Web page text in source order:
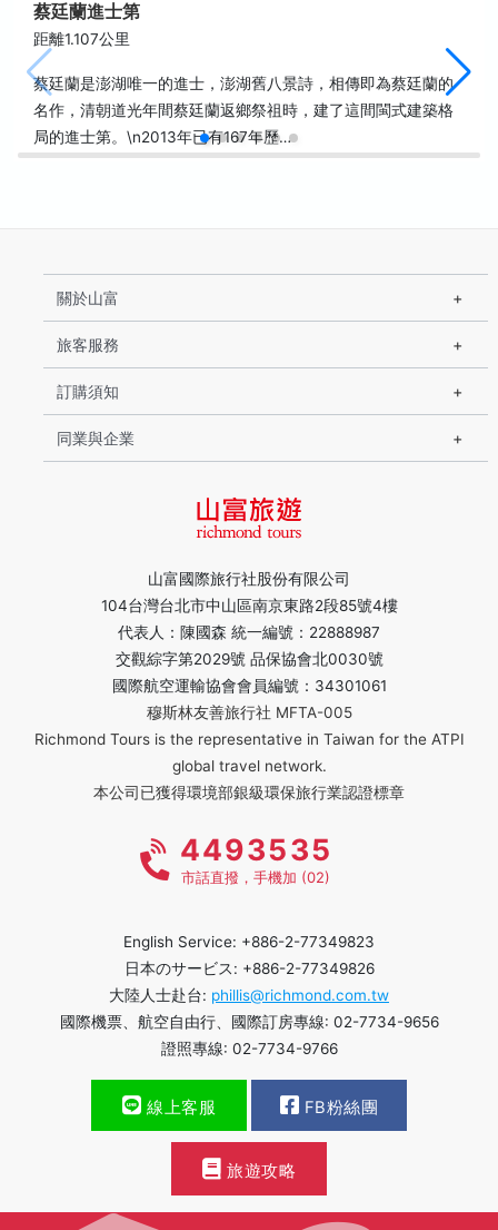
蔡廷蘭進士第
距離1.107公里
蔡廷蘭是澎湖唯一的進士，澎湖舊八景詩，相傳即為蔡廷蘭的
名作，清朝道光年間蔡廷蘭返鄉祭祖時，建了這間閩式建築格
局的進士第。\n2013年已有167年歷…
山富國際旅行社股份有限公司
104台灣台北市中山區南京東路2段85號4樓
代表人：陳國森 統一編號：22888987
交觀綜字第2029號 品保協會北0030號
國際航空運輸協會會員編號：34301061
穆斯林友善旅行社 MFTA-005
Richmond Tours is the representative in Taiwan for the ATPI
global travel network.
本公司已獲得環境部銀級環保旅行業認證標章
關於山富
旅客服務
訂購須知
同業與企業
4493535
市話直撥，手機加 (02)
English Service: +886-2-77349823
日本のサービス: +886-2-77349826
大陸人士赴台: phillis@richmond.com.tw
國際機票、航空自由行、國際訂房專線: 02-7734-9656
證照專線: 02-7734-9766
線上客服 FB粉絲團
旅遊攻略